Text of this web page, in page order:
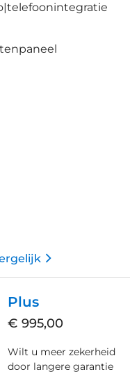
Plus
€ 995,00
Wilt u meer zekerheid
door langere garantie